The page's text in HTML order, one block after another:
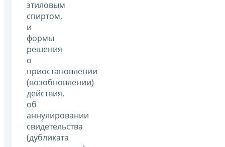
этиловым
спиртом,
и
формы
решения
о
приостановлении
(возобновлении)
действия,
об
аннулировании
свидетельства
(дубликата